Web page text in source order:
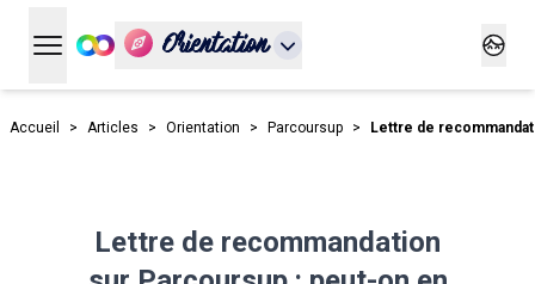
Ouvrir le menu principal
Orientation
Accueil > Articles > Orientation > Parcoursup > Lettre de
Lettre de recommandation